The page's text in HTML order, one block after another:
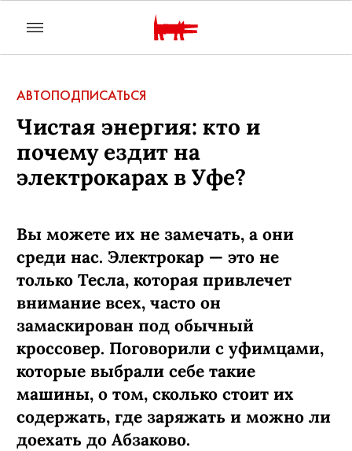
АВТОПОДПИСАТЬСЯ
Чистая энергия: кто и
почему ездит на
электрокарах в Уфе?
Вы можете их не замечать, а они
среди нас. Электрокар — это не
только Тесла, которая привлечет
внимание всех, часто он
замаскирован под обычный
кроссовер. Поговорили с уфимцами,
которые выбрали себе такие
машины, о том, сколько стоит их
содержать, где заряжать и можно ли
доехать до Абзаково.